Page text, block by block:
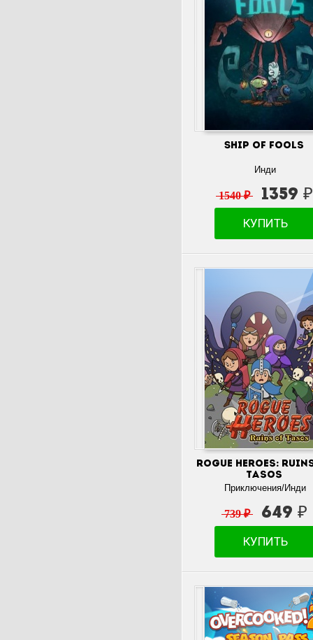
Ship of Fools
Инди
1540 ₽ 1359 ₽
КУПИТЬ
Rogue Heroes:
Tasos
Приключения/Инди
739 ₽ 649 ₽
КУПИТЬ